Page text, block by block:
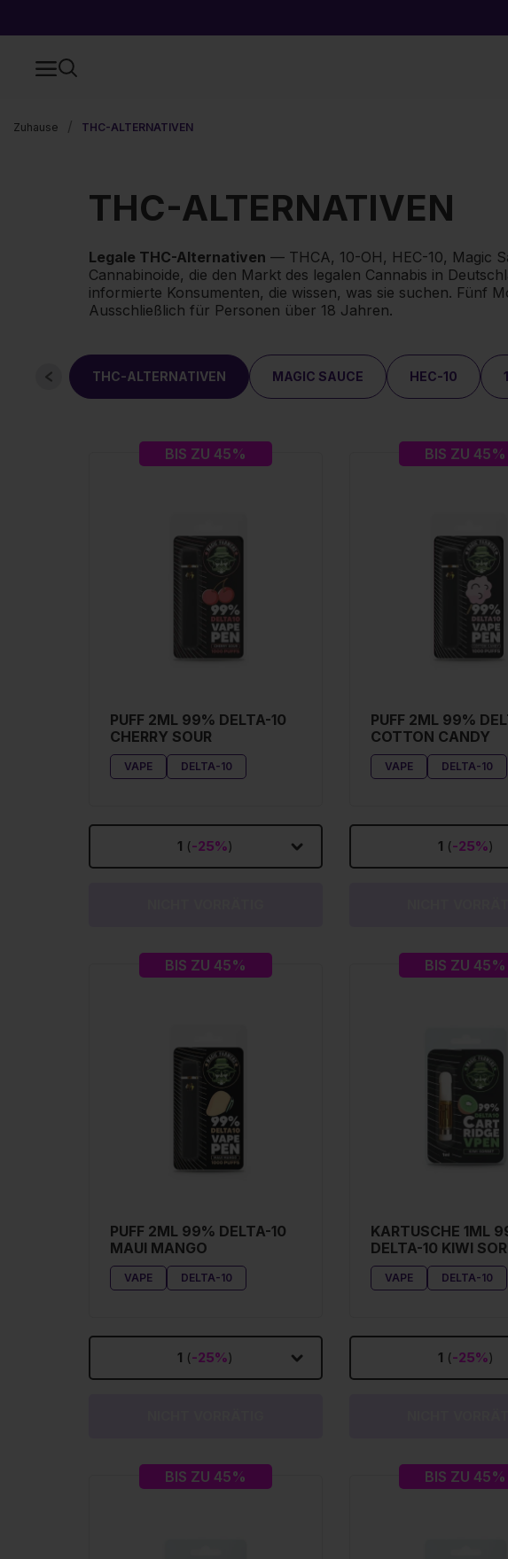
Zuhause THC-ALTERNATIVEN
THC-ALTERNATIVEN
Legale THC-Alternativen — THCA, 10-OH, HEC-10, Magic
Cannabinoide, die den Markt des legalen Cannabis in
informierte Konsumenten, die wissen, was sie suchen. Fünf
Ausschließlich für Personen über 18 Jahren.
THC-ALTERNATIVEN MAGIC SAUCE HEC-10
BIS ZU 45%
PUFF 2ML 99% DELTA-10
CHERRY SOUR
VAPE DELTA-10
1 (-25%)
BIS ZU 45%
PUFF 2ML 99%
COTTON CANDY
VAPE DELTA-10
1 (-25%)
BIS ZU 45%
PUFF 2ML 99% DELTA-10
MAUI MANGO
VAPE DELTA-10
1 (-25%)
BIS ZU 45%
KARTUSCHE 1ML
DELTA-10 KIWI
VAPE DELTA-10
1 (-25%)
BIS ZU 45% BIS ZU 45%